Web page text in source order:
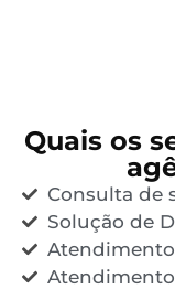
Quais os
Consulta de
Solução de
Atendimento